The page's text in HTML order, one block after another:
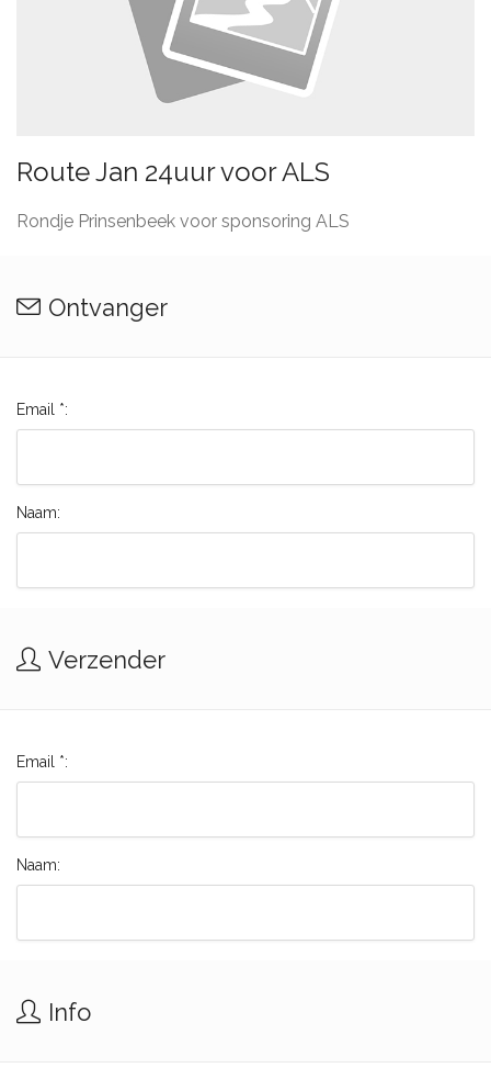
Route Jan 24uur voor ALS
Rondje Prinsenbeek voor sponsoring ALS
Ontvanger
Email *:
Naam:
Verzender
Email *:
Naam:
Info